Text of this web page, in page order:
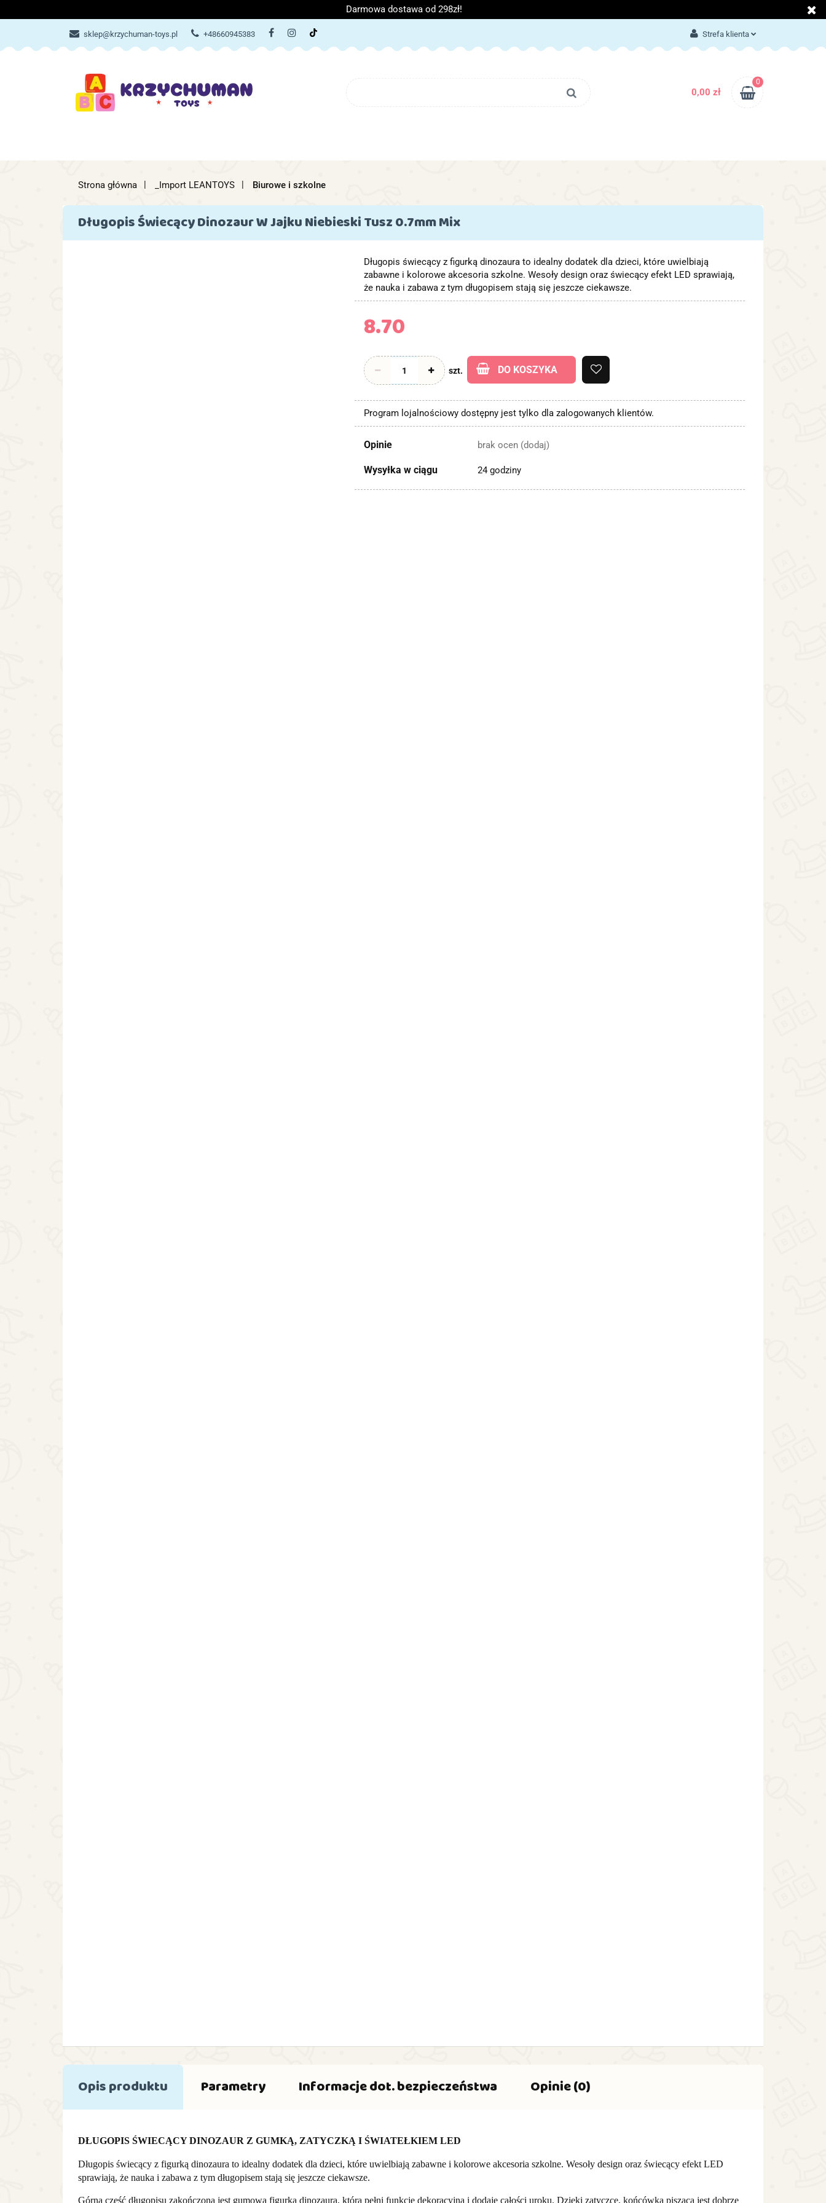
Darmowa dostawa od 298zł!
sklep@krzychuman-toys.pl +48660945383 Strefa klienta
Załóż konto
Dodaj zgłoszenie
0,00 zł
0
ZABAWKI AKCESORIA DZIECIĘCE ARTYKUŁY SZKOLNE O NAS BLOG KONTAKT
ZABAWKI AKCESORIA DZIECIĘCE ARTYKUŁY SZKOLNE O NAS KONTAKT
Strona główna _Import LEANTOYS Biurowe i szkolne
Długopis Świecący Dinozaur W Jajku Niebieski Tusz 0.7mm Mix
Długopis świecący z figurką dinozaura to idealny dodatek dla dzieci, które uwielbiają
zabawne i kolorowe akcesoria szkolne. Wesoły design oraz świecący efekt LED sprawiają,
że nauka i zabawa z tym długopisem stają się jeszcze ciekawsze.
8.70
szt. DO KOSZYKA
Program lojalnościowy dostępny jest tylko dla zalogowanych klientów.
Opinie brak ocen (dodaj)
Wysyłka w ciągu 24 godziny
Opis produktu Parametry Informacje dot. bezpieczeństwa Opinie (0)
DŁUGOPIS ŚWIECĄCY DINOZAUR Z GUMKĄ, ZATYCZKĄ I ŚWIATEŁKIEM LED
Długopis świecący z figurką dinozaura to idealny dodatek dla dzieci, które uwielbiają zabawne i kolorowe akcesoria szkolne. Wesoły design oraz świecący efekt LED
sprawiają, że nauka i zabawa z tym długopisem stają się jeszcze ciekawsze.
Górna część długopisu zakończona jest gumową figurką dinozaura, która pełni funkcję dekoracyjną i dodaje całości uroku. Dzięki zatyczce, końcówka pisząca jest dobrze